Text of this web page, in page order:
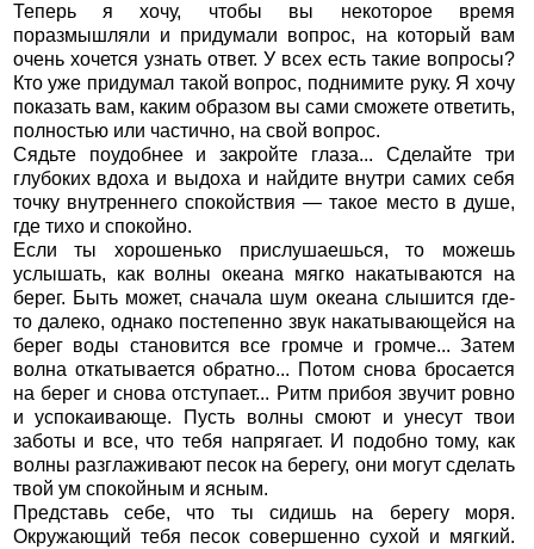
Теперь я хочу, чтобы вы некоторое время
поразмышляли и придумали вопрос, на который вам
очень хочется узнать ответ. У всех есть такие вопросы?
Кто уже придумал такой вопрос, поднимите руку. Я хочу
показать вам, каким образом вы сами сможете ответить,
полностью или частично, на свой вопрос.
Сядьте поудобнее и закройте глаза... Сделайте три
глубоких вдоха и выдоха и найдите внутри самих себя
точку внутреннего спокойствия — такое место в душе,
где тихо и спокойно.
Если ты хорошенько прислушаешься, то можешь
услышать, как волны океана мягко накатываются на
берег. Быть может, сначала шум океана слышится где-
то далеко, однако постепенно звук накатывающейся на
берег воды становится все громче и громче... Затем
волна откатывается обратно... Потом снова бросается
на берег и снова отступает... Ритм прибоя звучит ровно
и успокаивающе. Пусть волны смоют и унесут твои
заботы и все, что тебя напрягает. И подобно тому, как
волны разглаживают песок на берегу, они могут сделать
твой ум спокойным и ясным.
Представь себе, что ты сидишь на берегу моря.
Окружающий тебя песок совершенно сухой и мягкий.